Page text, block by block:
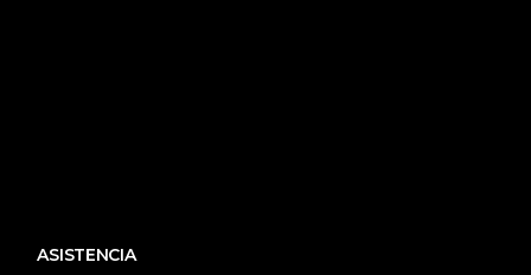
ASISTENCIA